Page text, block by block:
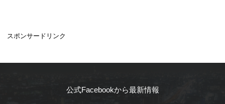
スポンサードリンク
公式Facebookから最新情報